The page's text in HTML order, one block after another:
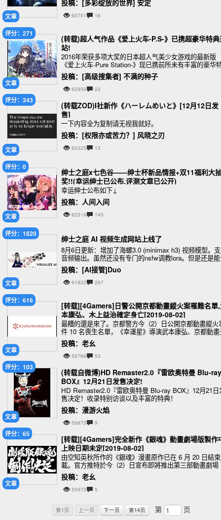
文章
投稿：[多彩绽放的世界] 安定
63751 16
文章
评分：271
(转载)超人气作品《爱上火车-P.S-》已携超豪华特
站!
2016年荣获多项大奖的日本超人气美少女游戏的最新版
《爱上火车-Pure Station-》现已携前所未有丰富的豪华
典阵容来到中国市场！日本人气声优、歌手，原作画师、
剧本亲笔签名一同登场！更有大量中
投稿：[高级搜集者] 不满的种子
62950 22
文章
评分：343
(转载ZOD)I社新作《ハーレムめいと》[12月12日发
售]
一下内容全为复制请无视我就好。
投稿：[权限亦或苦力？] 风晓之刃
62325 13
文章
评分：0
绅士之庭x七色谷——绅士杯新品情报+双11福利大
奖!!(幸运绅士已公布,评测文章已公开)
幸运绅士公布如下↓
投稿：人间入间
62319 145
文章
评分：1820
绅士之庭 AI 视频生成网站上线了
8月6日更新：增加了海螺3.0 (minimax h3) 视频模型。
音频输出。虽然还没有专门的nsfw调教lora。但是还是
图片合理动起来的
投稿：[AI接管]Duo
61822 267
文章
评分：616
[转载][4Gamers]日警公開京都動畫縱火案罹難名單
本康弘、木上益治確定身亡[2019-08-02]
最糟的還是來了。京都警方今（2）日公開京都動畫縱火
件 10 名喪生名單，《幸運星》導演武本康弘、京都動
老級木上益治、《冰菓》人物原案暨總作畫監督西屋太志
等，全部罹難。
投稿：老幺
59766 53
文章
评分：103
(转载自微博)HD Remaster2.0『雷欧奥特曼 Blu-ray
BOX』12月21日发售决定!
HD Remaster2.0『雷欧奥特曼 Blu-ray BOX』12月21日
售决定！收录特别访谈以及丰富的特典！
投稿：漫游火焰
56873 9
文章
评分：65
[转载][4Gamers]完全新作《銀魂》動畫劇場版製作
上映日期未定[2019-08-02]
由空知英秋所作的《銀魂》漫畫原作已在 6 月 20 日結
載。官方推特於今（2）日宣布即將推出第三部動畫劇場
版，主題、上映日期未定。
投稿：老幺
55972 5
第1页 上一页 下一页 第14页 第 页